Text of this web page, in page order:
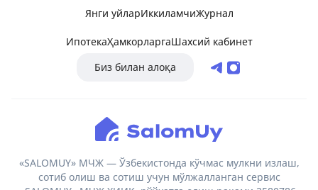
Янги уйларИккиламчиЖурнал
ИпотекаҲамкорларгаШахсий кабинет
Биз билан алоқа
«SALOMUY» МЧЖ — Ўзбекистонда кўчмас мулкни излаш,
сотиб олиш ва сотиш учун мўлжалланган сервис